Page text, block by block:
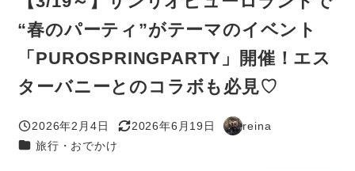
“春のパーティ”がテーマのイベント
「PUROSPRINGPARTY」開催！エス
ターバニーとのコラボも必見♡
投稿日
2026年2月4日
更新日
2026年6月19日
著
reina
カテゴリー
旅行・おでかけ